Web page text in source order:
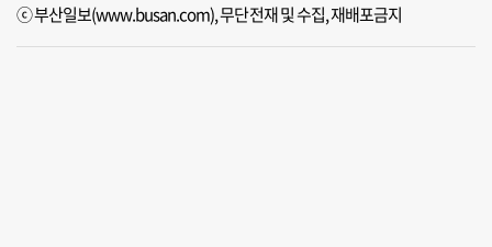
ⓒ 부산일보(www.busan.com), 무단전재 및 수집, 재배포금지